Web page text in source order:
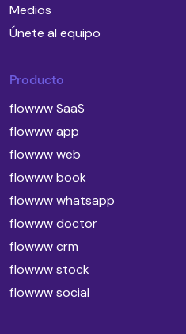
Medios
Únete al equipo
Producto
flowww SaaS
flowww app
flowww web
flowww book
flowww whatsapp
flowww doctor
flowww crm
flowww stock
flowww social